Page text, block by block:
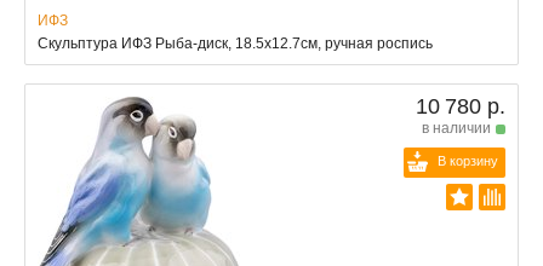
ИФЗ
Скульптура ИФЗ Рыба-диск, 18.5x12.7см, ручная роспись
10 780 р.
в наличии
В корзину